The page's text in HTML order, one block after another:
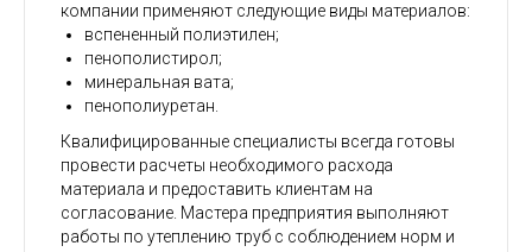
компании применяют следующие виды материалов:
вспененный полиэтилен;
пенополистирол;
минеральная вата;
пенополиуретан.
Квалифицированные специалисты всегда готовы
провести расчеты необходимого расхода
материала и предоставить клиентам на
согласование. Мастера предприятия выполняют
работы по утеплению труб с соблюдением норм и